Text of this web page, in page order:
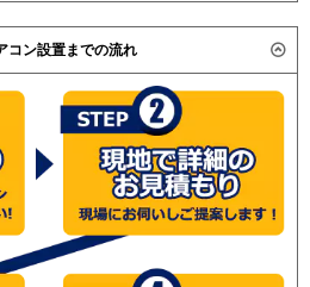
GP160RGHG3
AP160GHG7
AP160GHG7-kobe
/ SSRB160BM / SZZB160CBM /
AP160GHG3 / RCB-
AP160GHG1 / 三菱電機 PDZT-
。メーカーや仕様によって価格
在庫切れの可能性がございま
コン設置までの流れ